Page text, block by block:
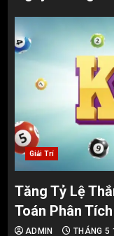
Giải Trí
Tăng Tỷ Lệ
Toán Phân
ADMIN THÁNG 5